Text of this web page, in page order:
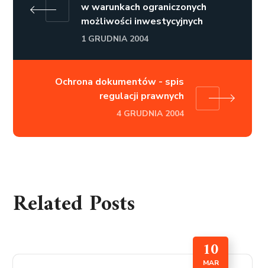
w warunkach ograniczonych
możliwości inwestycyjnych
1 GRUDNIA 2004
Ochrona dokumentów - spis
regulacji prawnych
4 GRUDNIA 2004
Related Posts
10
MAR